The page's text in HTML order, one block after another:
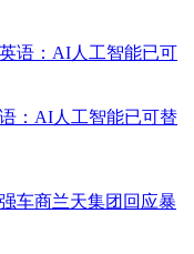
：AI人工智能已可替